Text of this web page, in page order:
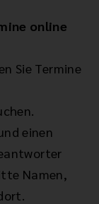
online
Sie Termine
einen
Namen,